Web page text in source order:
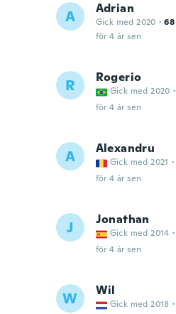
A Adrian
Gick med 2020 · 68
för 4 år sen
R Rogerio
Gick med 2020 ·
för 4 år sen
A Alexandru
Gick med 2021 ·
för 4 år sen
J Jonathan
Gick med 2014 ·
för 4 år sen
W Wil
Gick med 2018 ·